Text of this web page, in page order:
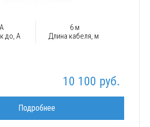
до, А
6 м
Длина кабеля, м
10 100 руб.
Подробнее